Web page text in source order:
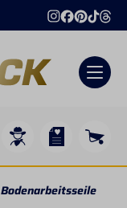
Bodenarbeitsseile